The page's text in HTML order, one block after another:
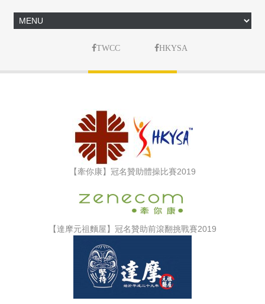
TWCC HKYSA
【牽你康】冠名贊助體操比賽2019
【達摩元祖麵屋】冠名贊助前滾翻挑戰賽2019